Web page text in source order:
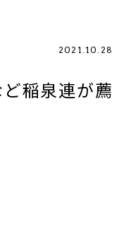
2021.10.28
稲泉連が薦